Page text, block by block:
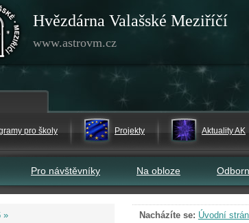
Hvězdárna Valašské Meziříčí
www.astrovm.cz
pro školy Projekty Aktuality AK
Pro návštěvníky Na obloze
» Nacházíte se: Úvodní